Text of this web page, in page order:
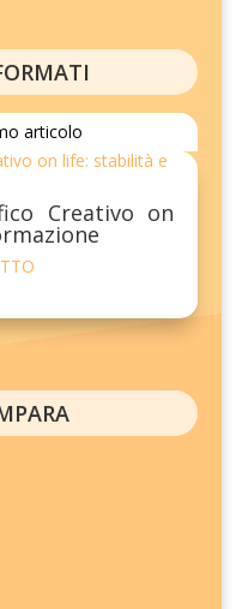
articolo
Creativo on